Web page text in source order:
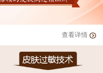
查看详情